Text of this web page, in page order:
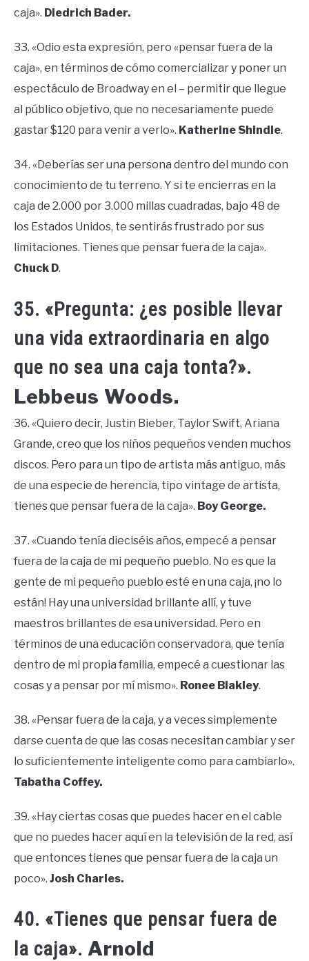
caja». Diedrich Bader.
33. «Odio esta expresión, pero «pensar fuera de la
caja», en términos de cómo comercializar y poner un
espectáculo de Broadway en el – permitir que llegue
al público objetivo, que no necesariamente puede
gastar $120 para venir a verlo». Katherine Shindle.
34. «Deberías ser una persona dentro del mundo con
conocimiento de tu terreno. Y si te encierras en la
caja de 2.000 por 3.000 millas cuadradas, bajo 48 de
los Estados Unidos, te sentirás frustrado por sus
limitaciones. Tienes que pensar fuera de la caja».
Chuck D.
35. «Pregunta: ¿es posible llevar
una vida extraordinaria en algo
que no sea una caja tonta?».
Lebbeus Woods.
36. «Quiero decir, Justin Bieber, Taylor Swift, Ariana
Grande, creo que los niños pequeños venden muchos
discos. Pero para un tipo de artista más antiguo, más
de una especie de herencia, tipo vintage de artista,
tienes que pensar fuera de la caja». Boy George.
37. «Cuando tenía dieciséis años, empecé a pensar
fuera de la caja de mi pequeño pueblo. No es que la
gente de mi pequeño pueblo esté en una caja, ¡no lo
están! Hay una universidad brillante allí, y tuve
maestros brillantes de esa universidad. Pero en
términos de una educación conservadora, que tenía
dentro de mi propia familia, empecé a cuestionar las
cosas y a pensar por mí mismo». Ronee Blakley.
38. «Pensar fuera de la caja, y a veces simplemente
darse cuenta de que las cosas necesitan cambiar y ser
lo suficientemente inteligente como para cambiarlo».
Tabatha Coffey.
39. «Hay ciertas cosas que puedes hacer en el cable
que no puedes hacer aquí en la televisión de la red, así
que entonces tienes que pensar fuera de la caja un
poco». Josh Charles.
40. «Tienes que pensar fuera de
la caja». Arnold